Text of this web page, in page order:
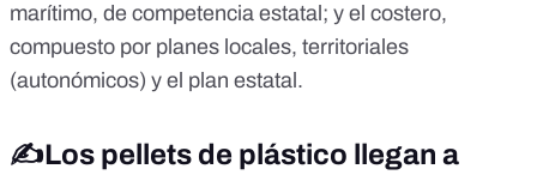
marítimo, de competencia estatal; y el costero,
compuesto por planes locales, territoriales
(autonómicos) y el plan estatal.
✍️Los pellets de plástico llegan a